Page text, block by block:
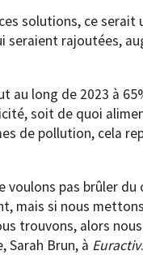
solutions, ce serait
seraient rajoutées,
au long de 2023 à
soit de quoi
de pollution, cela
voulons pas brûler du
mais si nous
trouvons, alors
Sarah Brun, à Euractiv.